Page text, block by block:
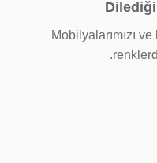
Mobilyalarımızı